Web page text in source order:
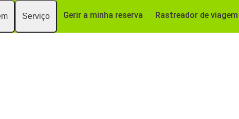
Serviço Gerir a minha reserva Rastreador de viagem